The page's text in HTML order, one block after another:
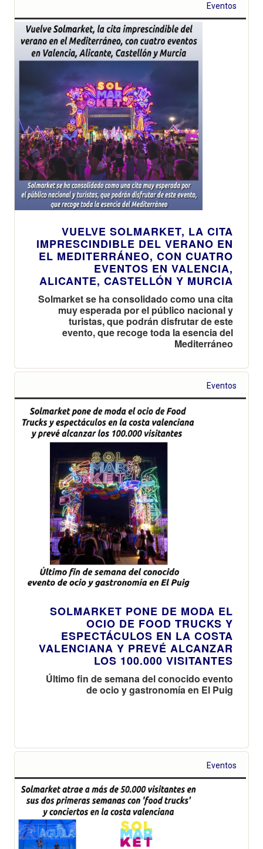
Eventos
VUELVE SOLMARKET, LA CITA
IMPRESCINDIBLE DEL VERANO EN
EL MEDITERRÁNEO, CON CUATRO
EVENTOS EN VALENCIA,
ALICANTE, CASTELLÓN Y MURCIA
Solmarket se ha consolidado como una cita
muy esperada por el público nacional y
turistas, que podrán disfrutar de este
evento, que recoge toda la esencia del
Mediterráneo
Eventos
SOLMARKET PONE DE MODA EL
OCIO DE FOOD TRUCKS Y
ESPECTÁCULOS EN LA COSTA
VALENCIANA Y PREVÉ ALCANZAR
LOS 100.000 VISITANTES
Último fin de semana del conocido evento
de ocio y gastronomía en El Puig
Eventos